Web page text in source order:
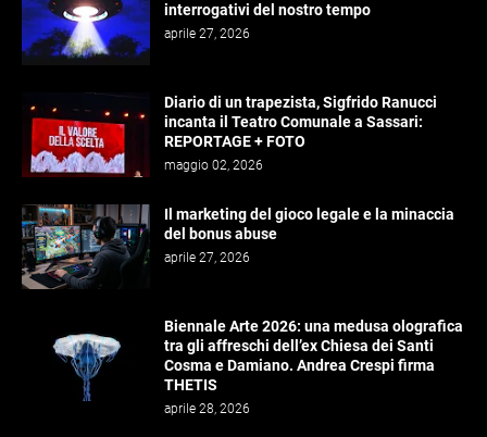
interrogativi del nostro tempo
aprile 27, 2026
Diario di un trapezista, Sigfrido Ranucci
incanta il Teatro Comunale a Sassari:
REPORTAGE + FOTO
maggio 02, 2026
Il marketing del gioco legale e la minaccia
del bonus abuse
aprile 27, 2026
Biennale Arte 2026: una medusa olografica
tra gli affreschi dell’ex Chiesa dei Santi
Cosma e Damiano. Andrea Crespi firma
THETIS
aprile 28, 2026